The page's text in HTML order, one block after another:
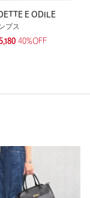
E ODILE
プス
40%OFF